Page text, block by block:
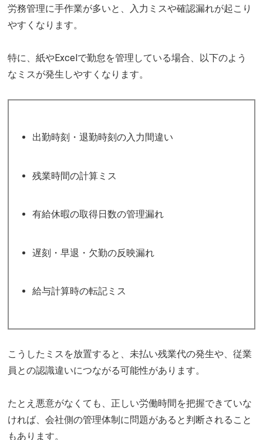
労務管理に手作業が多いと、入力ミスや確認漏れが起こり
やすくなります。
特に、紙やExcelで勤怠を管理している場合、以下のよう
なミスが発生しやすくなります。
出勤時刻・退勤時刻の入力間違い
残業時間の計算ミス
有給休暇の取得日数の管理漏れ
遅刻・早退・欠勤の反映漏れ
給与計算時の転記ミス
こうしたミスを放置すると、未払い残業代の発生や、従業
員との認識違いにつながる可能性があります。
たとえ悪意がなくても、正しい労働時間を把握できていな
ければ、会社側の管理体制に問題があると判断されること
もあります。